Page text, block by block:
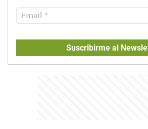
Suscribirme al